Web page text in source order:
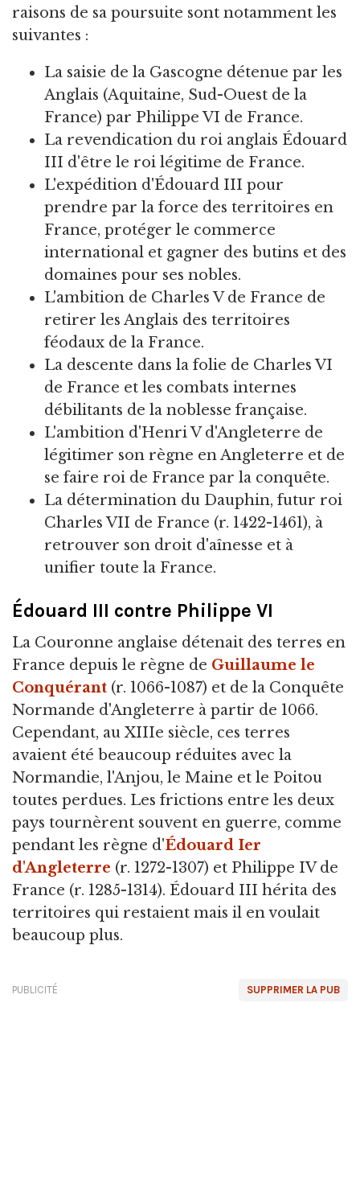
raisons de sa poursuite sont notamment les
suivantes :
La saisie de la Gascogne détenue par les
Anglais (Aquitaine, Sud-Ouest de la
France) par Philippe VI de France.
La revendication du roi anglais Édouard
III d'être le roi légitime de France.
L'expédition d'Édouard III pour
prendre par la force des territoires en
France, protéger le commerce
international et gagner des butins et des
domaines pour ses nobles.
L'ambition de Charles V de France de
retirer les Anglais des territoires
féodaux de la France.
La descente dans la folie de Charles VI
de France et les combats internes
débilitants de la noblesse française.
L'ambition d'Henri V d'Angleterre de
légitimer son règne en Angleterre et de
se faire roi de France par la conquête.
La détermination du Dauphin, futur roi
Charles VII de France (r. 1422-1461), à
retrouver son droit d'aînesse et à
unifier toute la France.
Édouard III contre Philippe VI
La Couronne anglaise détenait des terres en
France depuis le règne de Guillaume le
Conquérant (r. 1066-1087) et de la Conquête
Normande d'Angleterre à partir de 1066.
Cependant, au XIIIe siècle, ces terres
avaient été beaucoup réduites avec la
Normandie, l'Anjou, le Maine et le Poitou
toutes perdues. Les frictions entre les deux
pays tournèrent souvent en guerre, comme
pendant les règne d'Édouard Ier
d'Angleterre (r. 1272-1307) et Philippe IV de
France (r. 1285-1314). Édouard III hérita des
territoires qui restaient mais il en voulait
beaucoup plus.
SUPPRIMER LA PUB
PUBLICITÉ